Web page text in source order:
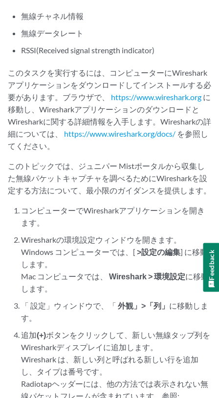
無線チャネル情報
無線データレート
RSSI(Received signal strength indicator)
このタスクを実行するには、コンピューターにWireshark
アプリケーションをダウンロードしてインストールする必
要があります。ブラウザで、 https://www.wireshark.org に
移動し、Wiresharkアプリケーションのダウンロードと
Wiresharkに関する詳細情報を入手します。Wiresharkの詳
細については、 https://www.wireshark.org/docs/ を参照し
てください。
このトピックでは、ジュニパー Mistポータルから収集し
た無線パケットキャプチャを調べるためにWiresharkを設
定する方法について、最小限のガイダンスを提供します。
コンピューターでWiresharkアプリケーションを開き
ます。
Wiresharkの環境設定ウィンドウを開きます。
Windows コンピューターでは、[>設定の編集] に移動
します。
Mac コンピュータでは、Wireshark > 環境設定に移動
します。
「設定」ウィンドウで、「外観」>「列」 に移動しま
す。
追加(+)ボタンをクリックして、新しい無線タップ列を
Wiresharkディスプレイに追加します。
Wireshark は、新しい列と呼ばれる新しい行を追加
し、タイプは番号です。
Radiotapヘッダーには、他の方法では表示されない無
線パケットフレームが含まれています。参照:
Feedback